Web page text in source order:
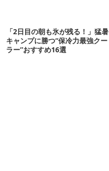
「2日目の朝も氷が残る！」猛暑
キャンプに勝つ“保冷力最強クー
ラー”おすすめ16選